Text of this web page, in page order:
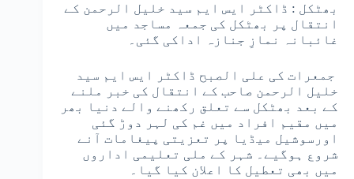
بھٹکل : ڈاکٹر ایس ایم سید خلیل الرحمن کے
انتقال پر بھٹکل کی جمعہ مساجد میں
غائبانہ نمازِ جنازہ اداکی گئی۔
جمعرات کی علی الصبح ڈاکٹر ایس ایم سید
خلیل الرحمن صاحب کے انتقال کی خبر ملنے
کے بعد بھٹکل سے تعلق رکھنے والے دنیا بھر
میں مقیم افراد میں غم کی لہر دوڑ گئی
اورسوشیل میڈیا پر تعزیتی پیغامات آنے
شروع ہوگیے۔ شہر کے ملی تعلیمی اداروں
میں بھی تعطیل کا اعلان کیا گیا۔